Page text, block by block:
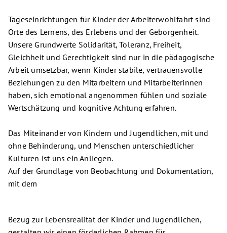
Tageseinrichtungen für Kinder der Arbeiterwohlfahrt sind
Orte des Lernens, des Erlebens und der Geborgenheit.
Unsere Grundwerte Solidarität, Toleranz, Freiheit,
Gleichheit und Gerechtigkeit sind nur in die pädagogische
Arbeit umsetzbar, wenn Kinder stabile, vertrauensvolle
Beziehungen zu den Mitarbeitern und Mitarbeiterinnen
haben, sich emotional angenommen fühlen und soziale
Wertschätzung und kognitive Achtung erfahren.
Das Miteinander von Kindern und Jugendlichen, mit und
ohne Behinderung, und Menschen unterschiedlicher
Kulturen ist uns ein Anliegen.
Auf der Grundlage von Beobachtung und Dokumentation,
mit dem
Bezug zur Lebensrealität der Kinder und Jugendlichen,